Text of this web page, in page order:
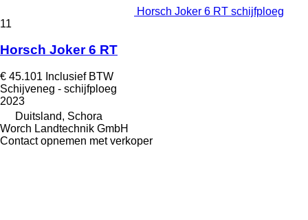
Horsch Joker 6 RT schijfploeg
11
Horsch Joker 6 RT
€ 45.101 Inclusief BTW
Schijveneg - schijfploeg
2023
Duitsland, Schora
Worch Landtechnik GmbH
Contact opnemen met verkoper